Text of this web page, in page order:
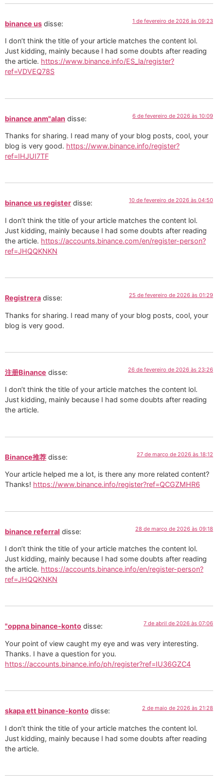
binance us disse: 1 de fevereiro de 2026 às 09:23
I don’t think the title of your article matches the content lol.
Just kidding, mainly because I had some doubts after reading
the article. https://www.binance.info/ES_la/register?
ref=VDVEQ78S
binance anm"alan disse: 6 de fevereiro de 2026 às 10:09
Thanks for sharing. I read many of your blog posts, cool, your
blog is very good. https://www.binance.info/register?
ref=IHJUI7TF
binance us register disse: 10 de fevereiro de 2026 às 04:50
I don’t think the title of your article matches the content lol.
Just kidding, mainly because I had some doubts after reading
the article. https://accounts.binance.com/en/register-person?
ref=JHQQKNKN
Registrera disse: 25 de fevereiro de 2026 às 01:29
Thanks for sharing. I read many of your blog posts, cool, your
blog is very good.
注册Binance disse: 26 de fevereiro de 2026 às 23:26
I don’t think the title of your article matches the content lol.
Just kidding, mainly because I had some doubts after reading
the article.
Binance推荐 disse: 27 de março de 2026 às 18:12
Your article helped me a lot, is there any more related content?
Thanks! https://www.binance.info/register?ref=QCGZMHR6
binance referral disse: 28 de março de 2026 às 09:18
I don’t think the title of your article matches the content lol.
Just kidding, mainly because I had some doubts after reading
the article. https://accounts.binance.info/en/register-person?
ref=JHQQKNKN
"oppna binance-konto disse: 7 de abril de 2026 às 07:06
Your point of view caught my eye and was very interesting.
Thanks. I have a question for you.
https://accounts.binance.info/ph/register?ref=IU36GZC4
skapa ett binance-konto disse: 2 de maio de 2026 às 21:28
I don’t think the title of your article matches the content lol.
Just kidding, mainly because I had some doubts after reading
the article.